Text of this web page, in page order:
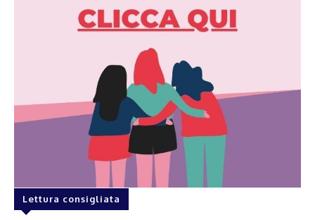
Lettura consigliata